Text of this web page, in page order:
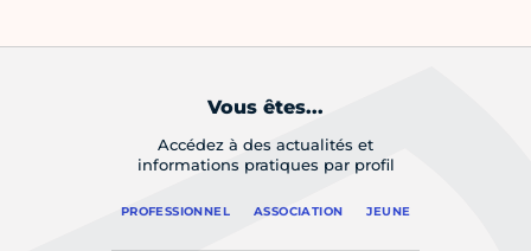
Vous êtes...
Accédez à des actualités et
informations pratiques par profil
PROFESSIONNEL ASSOCIATION JEUNE